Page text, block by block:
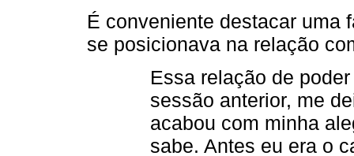
É conveniente destacar uma
se posicionava na relação
Essa relação de
sessão anterior, me
acabou com minha
sabe. Antes eu era o